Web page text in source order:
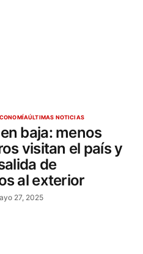
ÚLTIMAS NOTICIAS
baja: menos
visitan el país y
de
al exterior
27, 2025